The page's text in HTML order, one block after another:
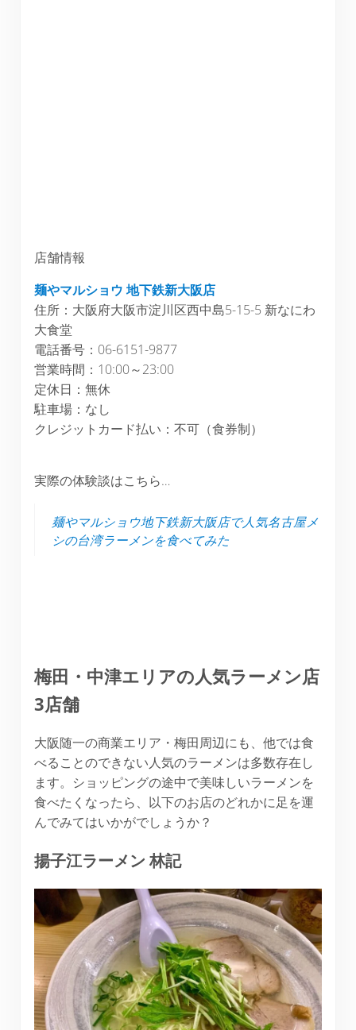
店舗情報
麺やマルショウ 地下鉄新大阪店
住所：大阪府大阪市淀川区西中島5-15-5 新なにわ
大食堂
電話番号：06-6151-9877
営業時間：10:00～23:00
定休日：無休
駐車場：なし
クレジットカード払い：不可（食券制）
実際の体験談はこちら…
麺やマルショウ地下鉄新大阪店で人気名古屋メ
シの台湾ラーメンを食べてみた
梅田・中津エリアの人気ラーメン店
3店舗
大阪随一の商業エリア・梅田周辺にも、他では食
べることのできない人気のラーメンは多数存在し
ます。ショッピングの途中で美味しいラーメンを
食べたくなったら、以下のお店のどれかに足を運
んでみてはいかがでしょうか？
揚子江ラーメン 林記